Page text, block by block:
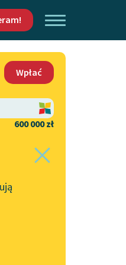
Wpłać
600 000 zł